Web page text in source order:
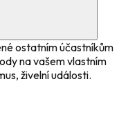
ostatním účastníkům
na vašem vlastním
živelní události.